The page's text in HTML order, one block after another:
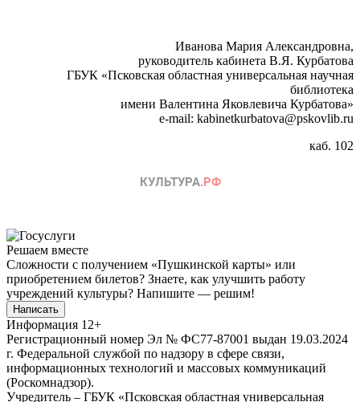
Иванова Мария Александровна,
руководитель кабинета В.Я. Курбатова
ГБУК «Псковская областная универсальная научная
библиотека
имени Валентина Яковлевича Курбатова»
e-mail: kabinetkurbatova@pskovlib.ru
каб. 102
Решаем вместе
Сложности с получением «Пушкинской карты» или
приобретением билетов? Знаете, как улучшить работу
учреждений культуры? Напишите — решим!
Написать
Информация 12+
Регистрационный номер Эл № ФС77-87001 выдан 19.03.2024
г. Федеральной службой по надзору в сфере связи,
информационных технологий и массовых коммуникаций
(Роскомнадзор).
Учредитель – ГБУК «Псковская областная универсальная